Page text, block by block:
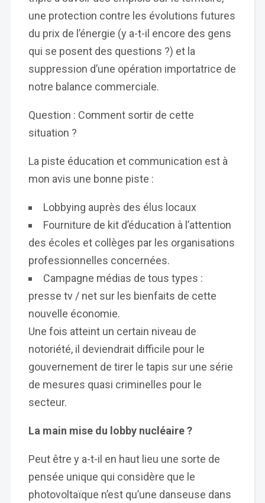
une protection contre les évolutions futures
du prix de l’énergie (y a-t-il encore des gens
qui se posent des questions ?) et la
suppression d’une opération importatrice de
notre balance commerciale.
Question : Comment sortir de cette
situation ?
La piste éducation et communication est à
mon avis une bonne piste :
Lobbying auprès des élus locaux
Fourniture de kit d’éducation à l’attention
des écoles et collèges par les organisations
professionnelles concernées.
Campagne médias de tous types :
presse tv / net sur les bienfaits de cette
nouvelle économie.
Une fois atteint un certain niveau de
notoriété, il deviendrait difficile pour le
gouvernement de tirer le tapis sur une série
de mesures quasi criminelles pour le
secteur.
La main mise du lobby nucléaire ?
Peut être y a-t-il en haut lieu une sorte de
pensée unique qui considère que le
photovoltaïque n’est qu’une danseuse dans